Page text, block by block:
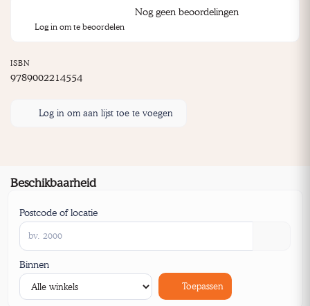
Nog geen beoordelingen
Log in om te beoordelen
ISBN
9789002214554
Log in om aan lijst toe te voegen
Beschikbaarheid
Postcode of locatie
Binnen
Toepassen